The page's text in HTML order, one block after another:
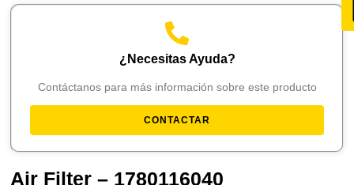
¿Necesitas Ayuda?
Contáctanos para más información sobre este producto
CONTACTAR
Air Filter – 1780116040